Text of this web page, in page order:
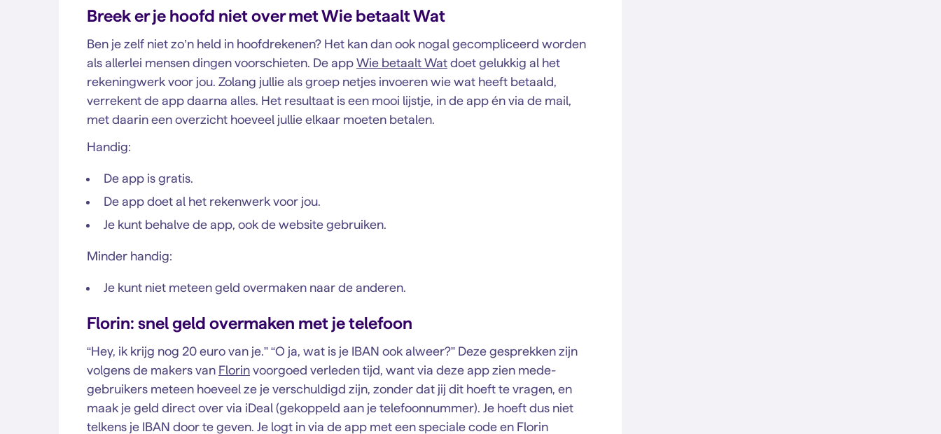
Breek er je hoofd niet over met Wie betaalt Wat
Ben je zelf niet zo’n held in hoofdrekenen? Het kan dan ook nogal gecompliceerd worden
als allerlei mensen dingen voorschieten. De app Wie betaalt Wat doet gelukkig al het
rekeningwerk voor jou. Zolang jullie als groep netjes invoeren wie wat heeft betaald,
verrekent de app daarna alles. Het resultaat is een mooi lijstje, in de app én via de mail,
met daarin een overzicht hoeveel jullie elkaar moeten betalen.
Handig:
De app is gratis.
De app doet al het rekenwerk voor jou.
Je kunt behalve de app, ook de website gebruiken.
Minder handig:
Je kunt niet meteen geld overmaken naar de anderen.
Florin: snel geld overmaken met je telefoon
“Hey, ik krijg nog 20 euro van je.” “O ja, wat is je IBAN ook alweer?” Deze gesprekken zijn
volgens de makers van Florin voorgoed verleden tijd, want via deze app zien mede-
gebruikers meteen hoeveel ze je verschuldigd zijn, zonder dat jij dit hoeft te vragen, en
maak je geld direct over via iDeal (gekoppeld aan je telefoonnummer). Je hoeft dus niet
telkens je IBAN door te geven. Je logt in via de app met een speciale code en Florin